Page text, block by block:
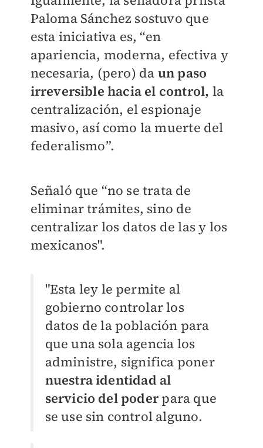
Paloma Sánchez sostuvo que
esta iniciativa es, “en
apariencia, moderna, efectiva y
necesaria, (pero) da un paso
irreversible hacia el control, la
centralización, el espionaje
masivo, así como la muerte del
federalismo”.
Señaló que “no se trata de
eliminar trámites, sino de
centralizar los datos de las y los
mexicanos".
"Esta ley le permite al
gobierno controlar los
datos de la población para
que una sola agencia los
administre, significa poner
nuestra identidad al
servicio del poderpara que
se use sin control alguno.